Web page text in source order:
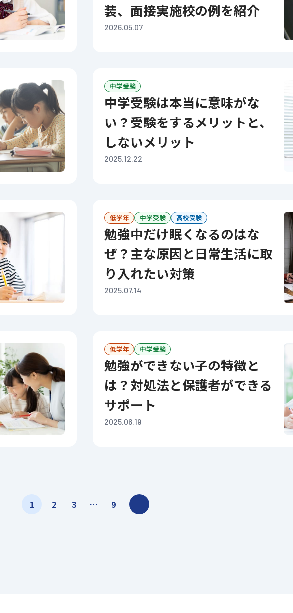
装、面接実施校の例を紹介
2026.05.07
中学受験
中学受験は本当に意味がな
い？受験をするメリットと、
しないメリット
2025.12.22
低学年 中学受験 高校受験
勉強中だけ眠くなるのはな
ぜ？主な原因と日常生活に取
り入れたい対策
2025.07.14
低学年 中学受験
勉強ができない子の特徴と
は？対処法と保護者ができる
サポート
2025.06.19
1 2 3 … 9